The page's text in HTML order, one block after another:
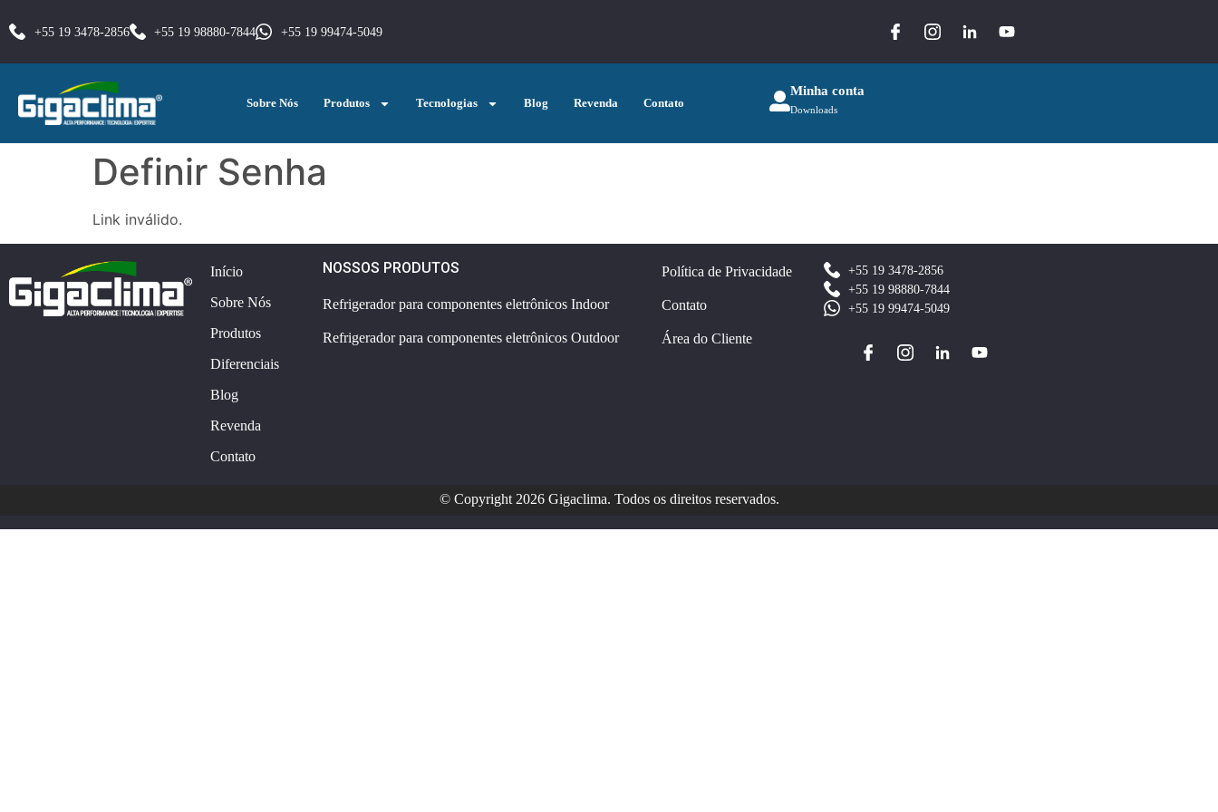
+55 19 3478-2856 +55 19 98880-7844 +55 19 99474-5049
Sobre Nós Produtos Tecnologias Blog Revenda Contato
Minha conta
Downloads
Definir Senha
Link inválido.
Início
Sobre Nós
Produtos
Diferenciais
Blog
Revenda
Contato
NOSSOS PRODUTOS
Refrigerador para componentes eletrônicos Indoor
Refrigerador para componentes eletrônicos Outdoor
Política de Privacidade
Contato
Área do Cliente
+55 19 3478-2856
+55 19 98880-7844
+55 19 99474-5049
© Copyright 2026 Gigaclima. Todos os direitos reservados.